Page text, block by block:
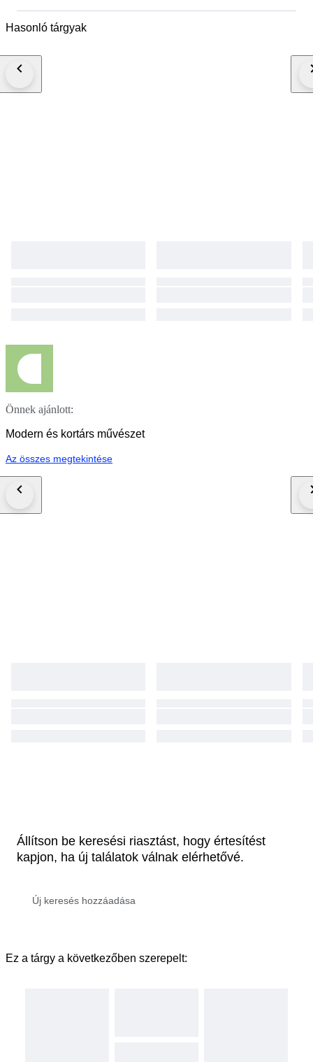
Hasonló tárgyak
Önnek ajánlott:
Modern és kortárs művészet
Az összes megtekintése
Állítson be keresési riasztást, hogy értesítést
kapjon, ha új találatok válnak elérhetővé.
Ez a tárgy a következőben szerepelt: